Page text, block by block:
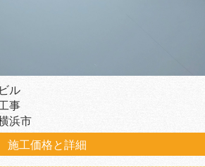
ル
事
浜市
施工価格と詳細